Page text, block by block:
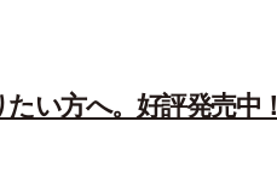
い方へ。好評発売中！